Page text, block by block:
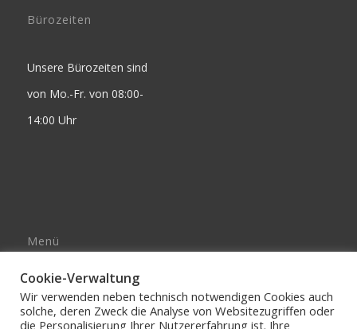
Bürozeiten
Unsere Bürozeiten sind
von Mo.-Fr. von 08:00-
14:00 Uhr
Menü
AGB’s
DATENSCHUTZERKLÄRUNG
Cookie-Verwaltung
Wir verwenden neben technisch notwendigen Cookies auch
solche, deren Zweck die Analyse von Websitezugriffen oder
die Personalisierung Ihrer Nutzererfahrung ist. Ihre